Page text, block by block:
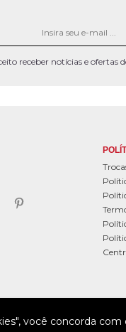
receber notícias e ofertas
você concorda